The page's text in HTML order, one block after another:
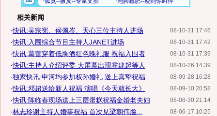
相关新闻
08-10-31 17:46
·快讯:吴宗宪、侯佩岑、天心三位主持人进场
08-10-31 17:42
·快讯:入围综合节目主持人JANET进场
08-10-31 17:39
·快讯:葛蕾穿着低胸酒红色晚礼服 祝福入围者
08-10-26 14:39
·快讯:主持人介绍评委 大屏幕出现霍建起等人
08-09-28 16:28
·独家快讯:申河均参加权孙婚礼 送上真挚祝福
08-09-10 20:58
·快讯:邓超送给新人祝福 演唱《今天就长大》
08-08-30 21:14
·快讯:陈临春现场送上三层蛋糕祝福金婚老夫妇
08-06-17 10:25
·林志玲谢主持人婚事祝福 首次见梁朝伟脸...